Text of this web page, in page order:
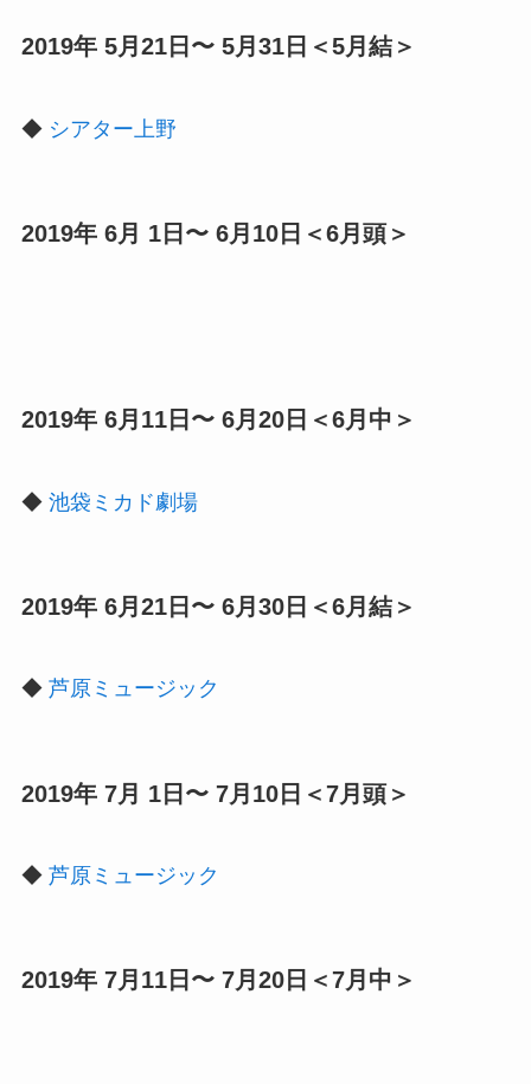
2019年 5月21日〜 5月31日＜5月結＞
◆ シアター上野
2019年 6月 1日〜 6月10日＜6月頭＞
2019年 6月11日〜 6月20日＜6月中＞
◆ 池袋ミカド劇場
2019年 6月21日〜 6月30日＜6月結＞
◆ 芦原ミュージック
2019年 7月 1日〜 7月10日＜7月頭＞
◆ 芦原ミュージック
2019年 7月11日〜 7月20日＜7月中＞